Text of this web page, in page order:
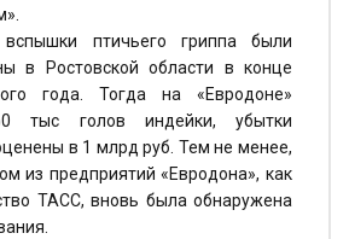
вспышки птичьего гриппа были
в Ростовской области в конце
года. Тогда на «Евродоне»
тыс голов индейки, убытки
в 1 млрд руб. Тем не менее,
из предприятий «Евродона», как
ТАСС, вновь была обнаружена